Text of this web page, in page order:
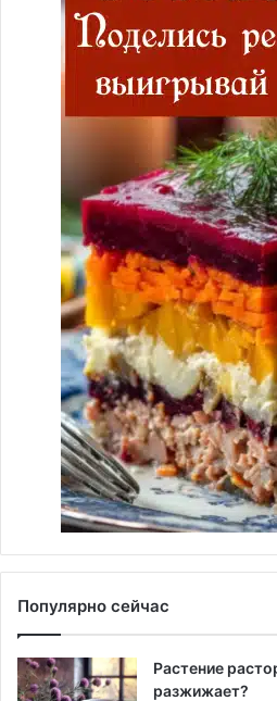
Популярно сейчас
Растение
разжижает?